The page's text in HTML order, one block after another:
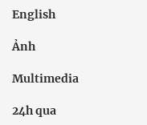
English
Ảnh
Multimedia
24h qua